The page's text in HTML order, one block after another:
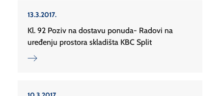
13.3.2017.
Kl. 92 Poziv na dostavu ponuda- Radovi na
uređenju prostora skladišta KBC Split